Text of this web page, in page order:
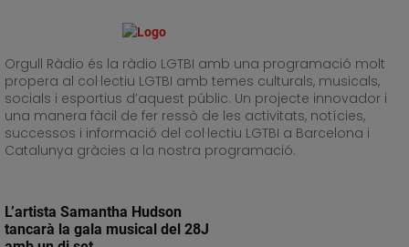
Orgull Ràdio és la ràdio LGTBI amb una programació molt
propera al col·lectiu LGTBI amb temes culturals, musicals,
socials i esportius d’aquest públic. Un projecte innovador i
una manera fàcil de fer ressò de les activitats, notícies,
successos i informació del col·lectiu LGTBI a Barcelona i
Catalunya gràcies a la nostra programació.
L’artista Samantha Hudson
tancarà la gala musical del 28J